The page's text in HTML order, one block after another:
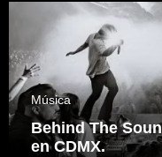
Música
Behind The
en CDMX.